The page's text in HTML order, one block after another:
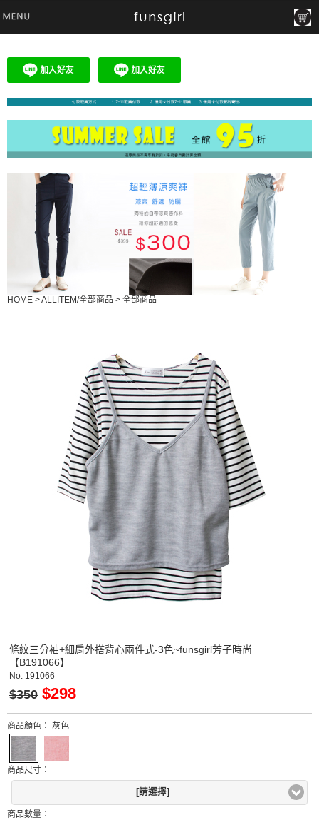
HOME >ALLITEM/全部商品 > 全部商品
條紋三分袖+細肩外搭背心兩件式-3色~funsgirl芳子時尚
【B191066】
No. 191066
$350 $298
商品顏色： 灰色
商品尺寸：
[請選擇]
商品數量：